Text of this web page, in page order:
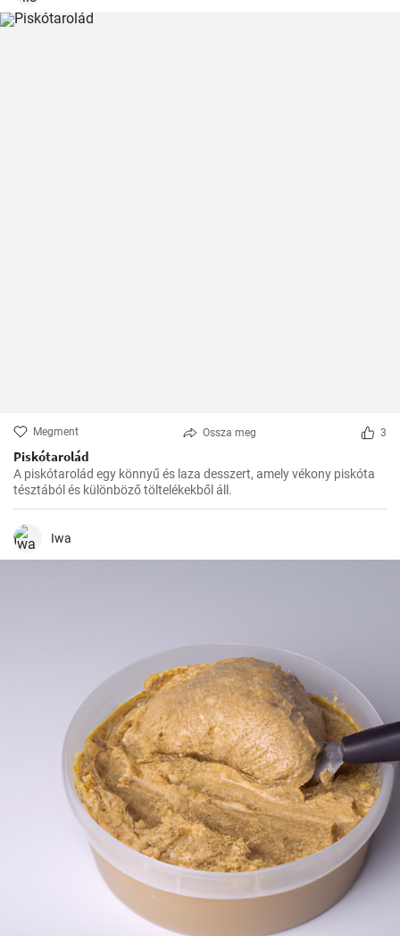
Megment Ossza meg 3
Piskótarolád
A piskótarolád egy könnyű és laza desszert, amely vékony piskóta
tésztából és különböző töltelékekből áll.
Iwa